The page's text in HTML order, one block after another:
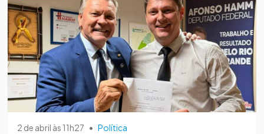
2 de abril às 11h27 • Política